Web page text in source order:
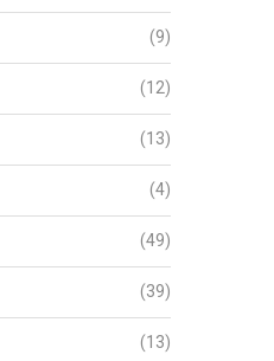
(9)
(12)
(13)
(4)
(49)
(39)
(13)